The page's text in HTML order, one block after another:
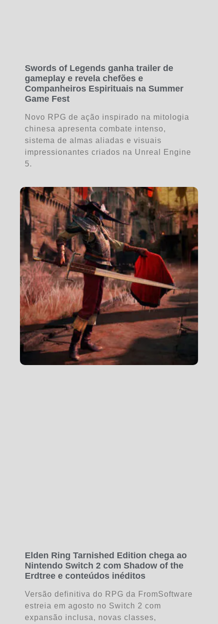
Swords of Legends ganha trailer de
gameplay e revela chefões e
Companheiros Espirituais na Summer
Game Fest
Novo RPG de ação inspirado na mitologia
chinesa apresenta combate intenso,
sistema de almas aliadas e visuais
impressionantes criados na Unreal Engine
5.
Elden Ring Tarnished Edition chega ao
Nintendo Switch 2 com Shadow of the
Erdtree e conteúdos inéditos
Versão definitiva do RPG da FromSoftware
estreia em agosto no Switch 2 com
expansão inclusa, novas classes,